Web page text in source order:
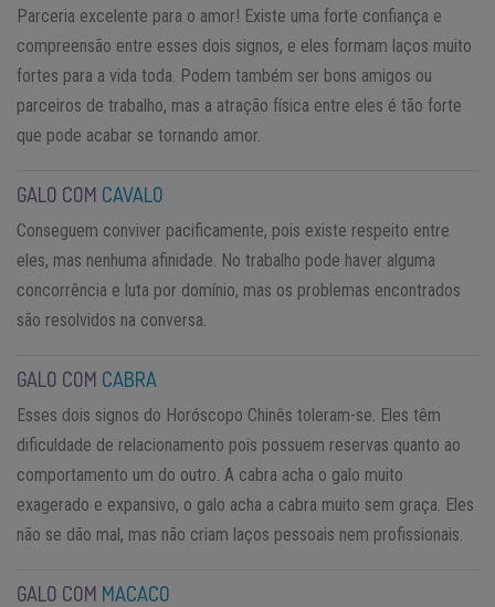
Parceria excelente para o amor! Existe uma forte confiança e
compreensão entre esses dois signos, e eles formam laços muito
fortes para a vida toda. Podem também ser bons amigos ou
parceiros de trabalho, mas a atração física entre eles é tão forte
que pode acabar se tornando amor.
GALO COM CAVALO
Conseguem conviver pacificamente, pois existe respeito entre
eles, mas nenhuma afinidade. No trabalho pode haver alguma
concorrência e luta por domínio, mas os problemas encontrados
são resolvidos na conversa.
GALO COM CABRA
Esses dois signos do Horóscopo Chinês toleram-se. Eles têm
dificuldade de relacionamento pois possuem reservas quanto ao
comportamento um do outro. A cabra acha o galo muito
exagerado e expansivo, o galo acha a cabra muito sem graça. Eles
não se dão mal, mas não criam laços pessoais nem profissionais.
GALO COM MACACO